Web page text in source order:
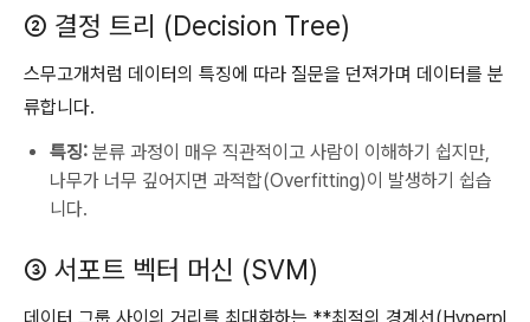
② 결정 트리 (Decision Tree)
스무고개처럼 데이터의 특징에 따라 질문을 던져가며 데이터를 분
류합니다.
특징: 분류 과정이 매우 직관적이고 사람이 이해하기 쉽지만,
나무가 너무 깊어지면 과적합(Overfitting)이 발생하기 쉽습
니다.
③ 서포트 벡터 머신 (SVM)